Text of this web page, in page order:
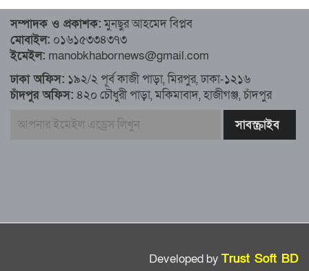
৮১ কোটি ডলার রেমিট্যান্স এলো মার্চের ৮ দিন
এখনও অপরিবর্তিত মাগুরার সেই শিশুটির
অবস্থা
দায়িত্বরত ট্রাফিক পুলিশকে মারধর, গ্রেপ্তার ১
ইউক্রেইন?
সম্পাদক ও প্রকাশক:মুনছুর আহমেদ বিপ্লব
মোবাইল: ০১৬১৫৩৩৪৩৭৩
ইমেইল: manobkhabornews@gmail.com
ঢাকা অফিস: ১৯২/২ পূর্ব কাজী পাড়া, মিরপুর, ঢাকা-১২১৬
চাঁদপুর অফিস: ৪২০ চৌধুরী পাড়া, মকিমাবাদ, হাজীগঞ্জ, চাঁদপুর
Developed by Trust Soft BD